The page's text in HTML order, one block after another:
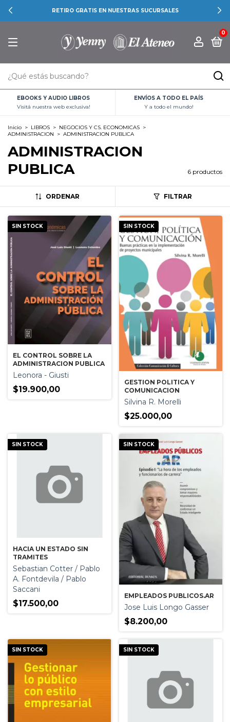
RETIRO GRATIS EN NUESTRAS SUCURSALES
0
EBOOKS Y AUDIO LIBROS
Visitá nuestra web exclusiva!
ENVÍOS A TODO EL PAÍS
Y a todo el mundo!
Inicio > LIBROS > NEGOCIOS Y CS. ECONOMICAS >
ADMINISTRACION
> ADMINISTRACION PUBLICA
ADMINISTRACION
PUBLICA
6 productos
ORDENAR FILTRAR
SIN STOCK
EL CONTROL SOBRE LA
ADMINISTRACION PUBLICA
Leonora - Giusti
$19.900,00
SIN STOCK
GESTION POLITICA Y
COMUNICACION
Silvina R. Morelli
$25.000,00
SIN STOCK
HACIA UN ESTADO SIN
TRAMITES
Sebastian Cotter / Pablo
A. Fontdevila / Pablo
Saccani
$17.500,00
SIN STOCK
EMPLEADOS PUBLICOS.AR
Jose Luis Longo Gasser
$8.200,00
SIN STOCK SIN STOCK